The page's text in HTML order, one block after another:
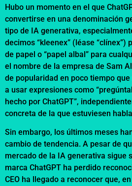
Hubo un momento en el que
convertirse en una denominación
tipo de IA generativa,
decimos “kleenex” (léase “clínex”)
de papel o “papel albal” para
el nombre de la empresa de Sam
de popularidad en poco tiempo
a usar expresiones como
hecho por ChatGPT”,
concreta de la que estuviesen
Sin embargo, los últimos meses
cambio de tendencia. A pesar de
mercado de la IA generativa sigue
marca ChatGPT ha perdido
CEO ha llegado a reconocer que,